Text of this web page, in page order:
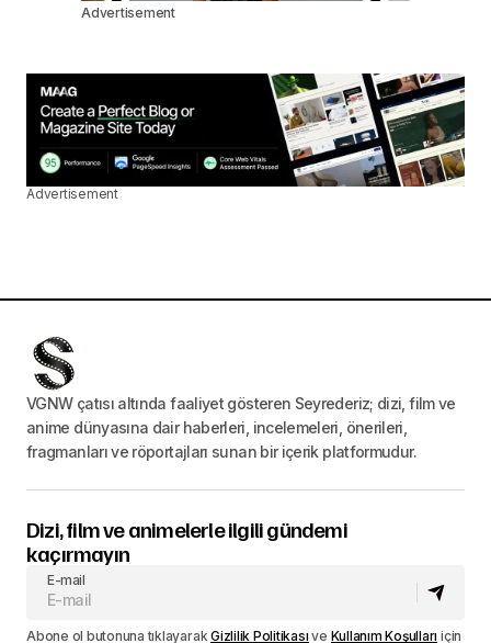
Advertisement
Advertisement
VGNW çatısı altında faaliyet gösteren Seyrederiz; dizi, film ve
anime dünyasına dair haberleri, incelemeleri, önerileri,
fragmanları ve röportajları sunan bir içerik platformudur.
Dizi, film ve animelerle ilgili gündemi
kaçırmayın
E-mail
Abone ol butonuna tıklayarakGizlilik Politikası ve Kullanım Koşulları için